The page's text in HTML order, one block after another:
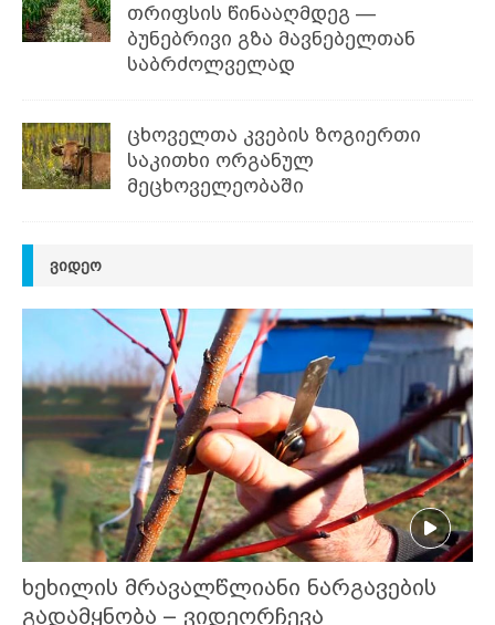
თრიფსის წინააღმდეგ —
ბუნებრივი გზა მავნებელთან
საბრძოლველად
ცხოველთა კვების ზოგიერთი
საკითხი ორგანულ
მეცხოველეობაში
ᲕᲘᲓᲔᲝ
ხეხილის მრავალწლიანი ნარგავების
გადამყნობა – ვიდეორჩევა